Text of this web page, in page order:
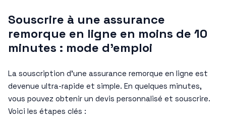
Souscrire à une assurance
remorque en ligne en moins de 10
minutes : mode d’emploi
La souscription d’une assurance remorque en ligne est
devenue ultra-rapide et simple. En quelques minutes,
vous pouvez obtenir un devis personnalisé et souscrire.
Voici les étapes clés :